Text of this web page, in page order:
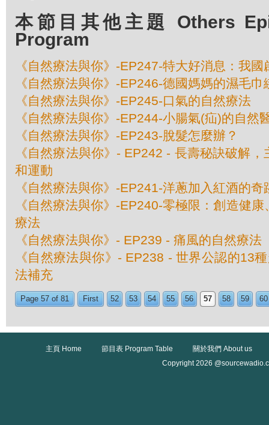
本節目其他主題 Others
Program
《自然療法與你》-EP247-特大好消息：我
《自然療法與你》-EP246-德國媽媽的濕毛巾
《自然療法與你》-EP245-口氣的自然療法
《自然療法與你》-EP244-小腸氣(疝)的自然
《自然療法與你》-EP243-脫髮怎麼辦？
《自然療法與你》- EP242 - 長壽秘訣破解
和運動
《自然療法與你》-EP241-洋蔥加入紅酒的奇
《自然療法與你》-EP240-零極限：創造健
療法
《自然療法與你》- EP239 - 痛風的自然療法
《自然療法與你》- EP238 - 世界公認的13
法補充
Page 57 of 81 First 52 53 54 55 56 57 58 59 60
主頁 Home 節目表 Program Table
關於我們 About us
Copyright 2026